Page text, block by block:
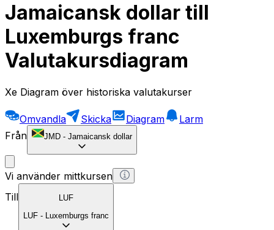
Jamaicansk dollar till
Luxemburgs franc
Valutakursdiagram
Xe Diagram över historiska valutakurser
Omvandla Skicka Diagram
Larm
Från
JMD - Jamaicansk dollar
Vi använder mittkursen
Till
LUF
LUF - Luxemburgs franc